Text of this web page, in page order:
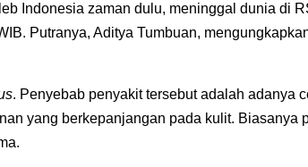
Indonesia zaman dulu, meninggal dunia di
Putranya, Aditya Tumbuan,
. Penyebab penyakit tersebut adalah adanya
yang berkepanjangan pada kulit. Biasanya